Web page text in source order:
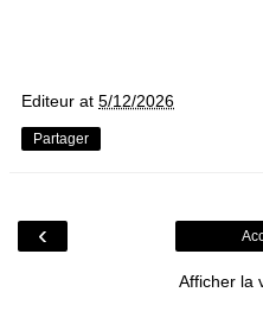
Editeur at 5/12/2026
Partager
‹
Afficher la